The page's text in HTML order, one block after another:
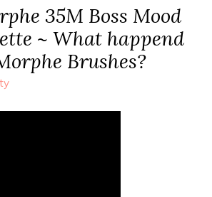
35M Boss Mood
~ What happend
Brushes?